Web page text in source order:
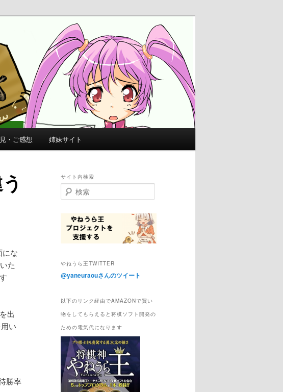
・ご感想 姉妹サイト
にな
た
出
い
勝率
サイト内検索
検
索
やねうら王TWITTER
@yaneuraouさんのツイート
以下のリンク経由でAMAZONで買い
物をしてもらえると将棋ソフト開発の
ための電気代になります